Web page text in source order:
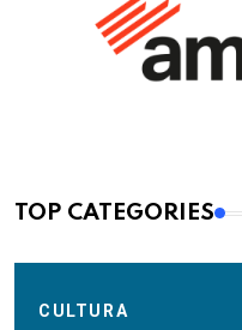
TOP CATEGORIES
CULTURA